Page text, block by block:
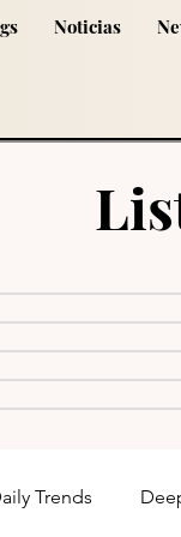
Noticias
Trends